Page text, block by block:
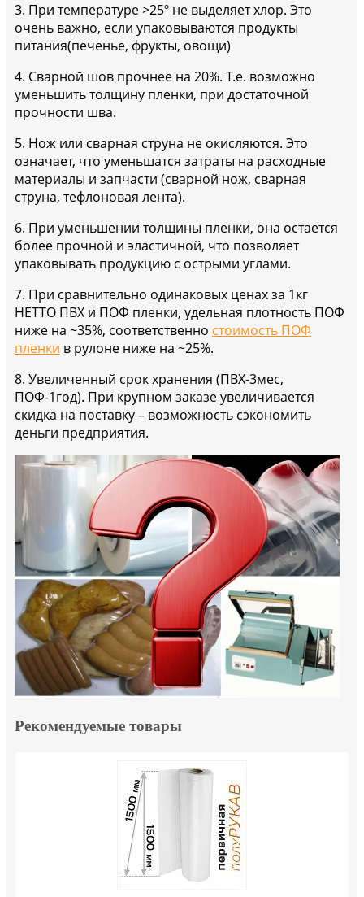
3. При температуре >25º не выделяет хлор. Это
очень важно, если упаковываются продукты
питания(печенье, фрукты, овощи)
4. Сварной шов прочнее на 20%. Т.е. возможно
уменьшить толщину пленки, при достаточной
прочности шва.
5. Нож или сварная струна не окисляются. Это
означает, что уменьшатся затраты на расходные
материалы и запчасти (сварной нож, сварная
струна, тефлоновая лента).
6. При уменьшении толщины пленки, она остается
более прочной и эластичной, что позволяет
упаковывать продукцию с острыми углами.
7. При сравнительно одинаковых ценах за 1кг
НЕТТО ПВХ и ПОФ пленки, удельная плотность ПОФ
ниже на ~35%, соответственно стоимость ПОФ
пленки в рулоне ниже на ~25%.
8. Увеличенный срок хранения (ПВХ-3мес,
ПОФ-1год). При крупном заказе увеличивается
скидка на поставку – возможность сэкономить
деньги предприятия.
Рекомендуемые товары